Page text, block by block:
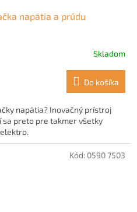
napätia a prúdu
Skladom
Do košíka
napätia? Inovačný prístroj
sa preto pre takmer všetky
Kód: 0590 7503